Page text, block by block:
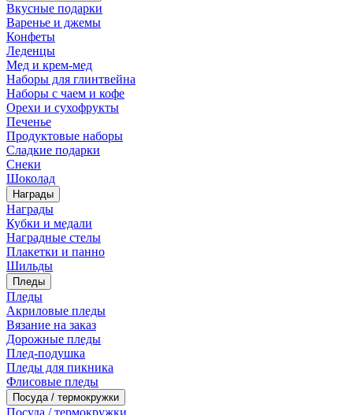
Вкусные подарки
Варенье и джемы
Конфеты
Леденцы
Мед и крем-мед
Наборы для глинтвейна
Наборы с чаем и кофе
Орехи и сухофрукты
Печенье
Продуктовые наборы
Сладкие подарки
Снеки
Шоколад
Награды
Награды
Кубки и медали
Наградные стелы
Плакетки и панно
Шильды
Пледы
Пледы
Акриловые пледы
Вязание на заказ
Дорожные пледы
Плед-подушка
Пледы для пикника
Флисовые пледы
Посуда / термокружки
Посуда / термокружки